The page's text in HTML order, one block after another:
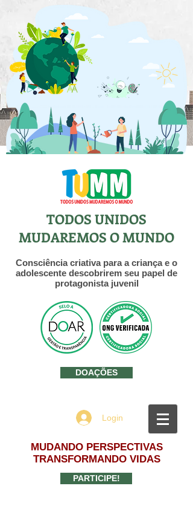
TODOS UNIDOS
MUDAREMOS O MUNDO
Consciência criativa para a criança e o
adolescente descobrirem seu papel de
protagonista juvenil
DOAÇÕES
Login
MUDANDO PERSPECTIVAS
TRANSFORMANDO VIDAS
PARTICIPE!